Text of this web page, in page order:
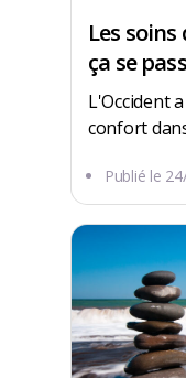
Les
ça se
L'Occident
confort
Publié le